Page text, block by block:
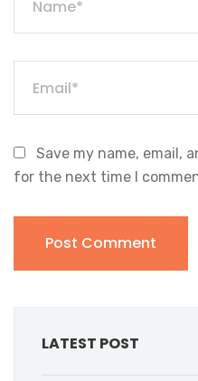
Save my name, email,
for the next time I
LATEST POST